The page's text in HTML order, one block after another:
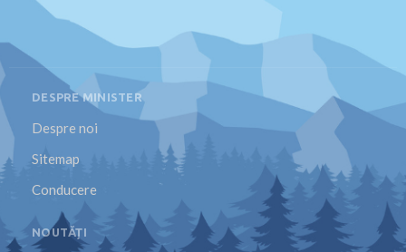
DESPRE MINISTER
Despre noi
Sitemap
Conducere
NOUTĂȚI